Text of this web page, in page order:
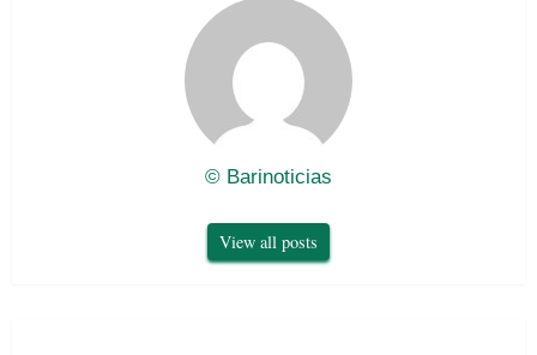
© Barinoticias
View all posts